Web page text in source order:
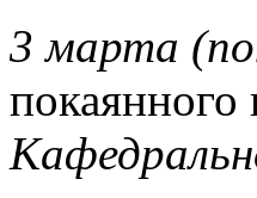
3 марта